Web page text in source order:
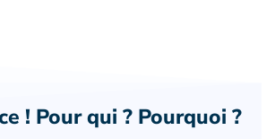
! Pour qui ? Pourquoi ?